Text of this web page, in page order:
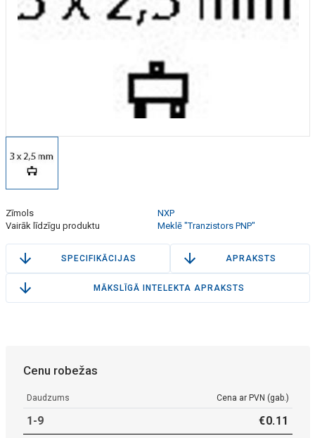
Zīmols
NXP
Vairāk līdzīgu produktu
Meklē "Tranzistors PNP"
SPECIFIKĀCIJAS APRAKSTS
MĀKSLĪGĀ INTELEKTA APRAKSTS
Cenu robežas
Daudzums Cena ar PVN (gab.)
1-9 €0.11